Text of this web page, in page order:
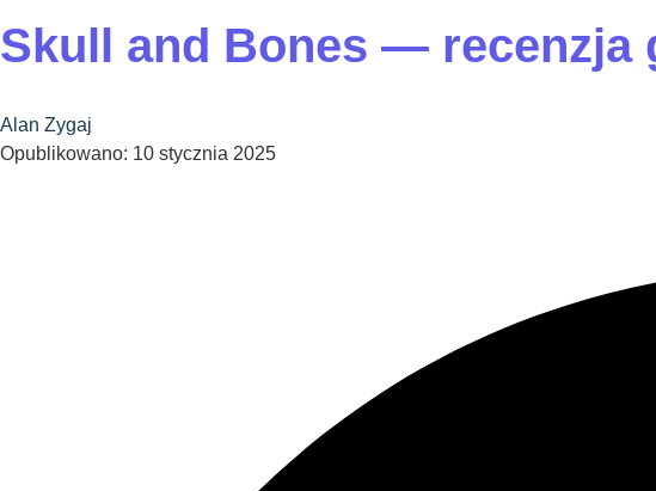
Skull and Bones —
Alan Zygaj
Opublikowano: 10 stycznia 2025